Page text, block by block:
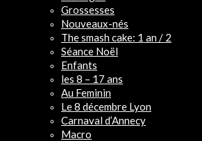
Grossesses
Nouveaux-nés
The smash cake: 1 an / 2
Séance Noël
Enfants
les 8 – 17 ans
Au Feminin
Le 8 décembre Lyon
Carnaval d’Annecy
Macro